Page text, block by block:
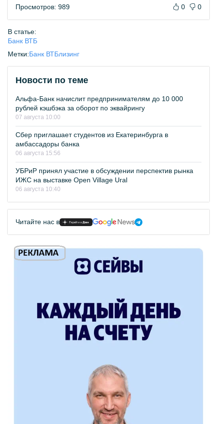
Просмотров: 989 0 0
В статье:
Банк ВТБ
Метки:Банк ВТБлизинг
Новости по теме
Альфа-Банк начислит предпринимателям до 10 000
рублей кэшбэка за оборот по эквайрингу
07 августа 10:00
Сбер приглашает студентов из Екатеринбурга в
амбассадоры банка
06 августа 15:56
УБРиР принял участие в обсуждении перспектив рынка
ИЖС на выставке Open Village Ural
06 августа 10:40
Читайте нас в